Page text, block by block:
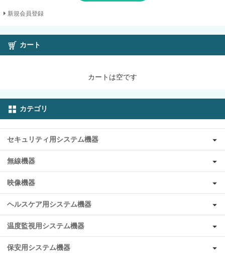
新規会員登録
カート
カートは空です
カテゴリ
セキュリティ用システム機器
無線機器
映像機器
ヘルスケア用システム機器
温度監視用システム機器
保安用システム機器